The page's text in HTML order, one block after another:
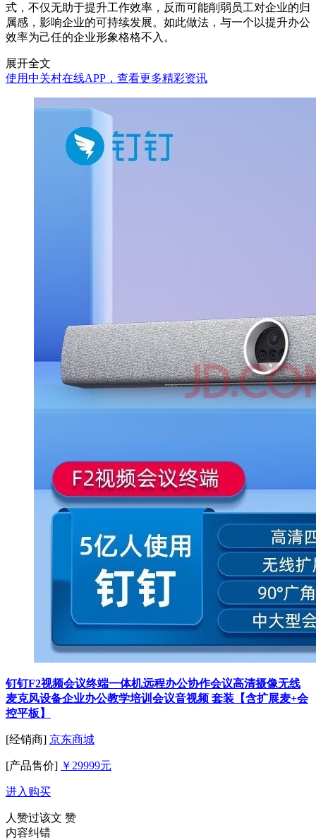
式，不仅无助于提升工作效率，反而可能削弱员工对企业的归
属感，影响企业的可持续发展。如此做法，与一个以提升办公
效率为己任的企业形象格格不入。
展开全文
使用中关村在线APP，查看更多精彩资讯
钉钉F2视频会议终端一体机远程办公协作会议高清摄像无线
麦克风设备企业办公教学培训会议音视频 套装【含扩展麦+会
控平板】
[经销商] 京东商城
[产品售价] ￥29999元
进入购买
人赞过该文 赞
内容纠错